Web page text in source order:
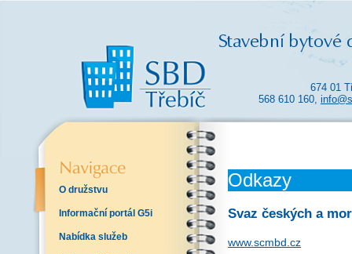
674 01
568 610 160,
O družstvu
Informační portál G5i
Nabídka služeb
Odkazy
Svaz českých a
www.scmbd.cz